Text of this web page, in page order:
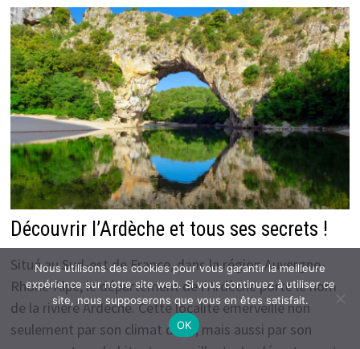
Découvrir l’Ardèche et tous ses secrets !
Situé au Sud-est de France, dans la région Auvergne-
Rhone-Alpe, le département de l’Ardèche porte le nom
de la rivière Ardèche. Cette localité émerveille non
seulement par son climat doux, mais aussi par son
Nous utilisons des cookies pour vous garantir la meilleure
expérience sur notre site web. Si vous continuez à utiliser ce
site, nous supposerons que vous en êtes satisfait.
OK